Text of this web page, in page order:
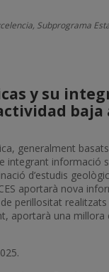
Subprograma
y su
generalment
integrant informació
d’estudis
aportarà nova
perillositat realitzats
aportarà una millora